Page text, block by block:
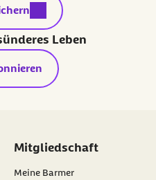
Leben
Mitgliedschaft
Meine Barmer